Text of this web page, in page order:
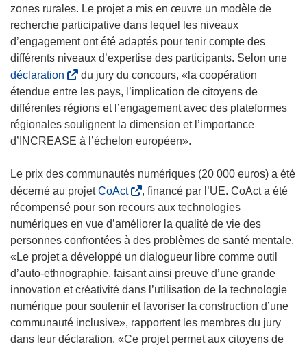
)
o
v
r
e
d
a
n
s
u
n
n
o
u
v
e
l
l
e
f
e
n
zones rurales. Le projet a mis en œuvre un modèle de
recherche participative dans lequel les niveaux
d’engagement ont été adaptés pour tenir compte des
différents niveaux d’expertise des participants. Selon une
déclaration
s
’
o
u
r
e
d
a
n
s
u
n
e
n
o
du jury du concours, «la coopération
étendue entre les pays, l’implication de citoyens de
différentes régions et l’engagement avec des plateformes
régionales soulignent la dimension et l’importance
d’INCREASE à l’échelon européen».
Le prix des communautés numériques (20 000 euros) a été
décerné au projetCoAct(
s
’
o
u
v
r
e
d
a
, financé par l’UE. CoAct a été
récompensé pour son recours aux technologies
numériques en vue d’améliorer la qualité de vie des
personnes confrontées à des problèmes de santé mentale.
«Le projet a développé un dialogueur libre comme outil
d’auto-ethnographie, faisant ainsi preuve d’une grande
innovation et créativité dans l’utilisation de la technologie
numérique pour soutenir et favoriser la construction d’une
communauté inclusive», rapportent les membres du jury
dans leur déclaration. «Ce projet permet aux citoyens de